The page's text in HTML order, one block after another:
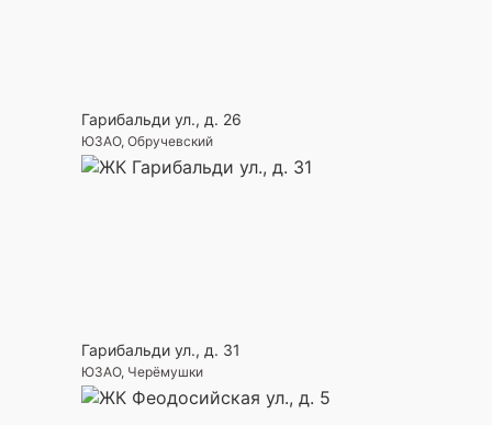
Гарибальди ул., д. 26
ЮЗАО, Обручевский
Гарибальди ул., д. 31
ЮЗАО, Черёмушки